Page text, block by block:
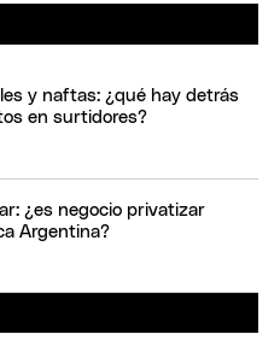
y naftas: ¿qué hay detrás
en surtidores?
¿es negocio privatizar
Argentina?